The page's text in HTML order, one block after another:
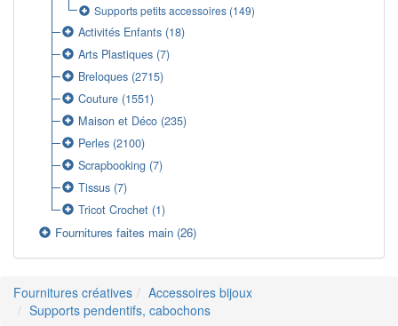
Supports petits accessoires(149)
Activités Enfants (18)
Arts Plastiques (7)
Breloques (2715)
Couture (1551)
Maison et Déco (235)
Perles (2100)
Scrapbooking (7)
Tissus (7)
Tricot Crochet (1)
Fournitures faites main (26)
Fournitures créatives
Accessoires bijoux
Supports pendentifs, cabochons